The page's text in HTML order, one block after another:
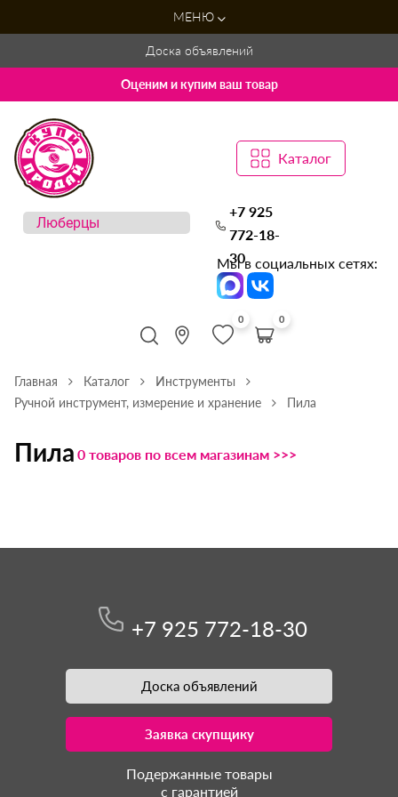
МЕНЮ
Доска объявлений
Оценим и купим ваш товар
Каталог
+7 925
772-18-
30
Мы в социальных сетях:
0 0
Главная Каталог
Инструменты
Ручной инструмент, измерение и хранение
Пила
Пила 0 товаров по всем магазинам >>>
+7 925 772-18-30
Доска объявлений
Заявка скупщику
Подержанные товары
с гарантией